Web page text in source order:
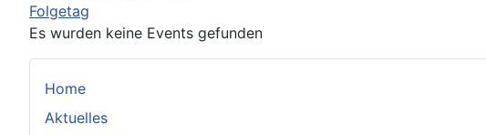
Home
Aktuelles
Folgetag
Es wurden keine Events gefunden